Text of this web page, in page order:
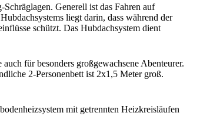
Generell ist das Fahren auf
liegt darin, dass während der
schützt. Das Hubdachsystem dient
für besonders großgewachsene Abenteurer.
2-Personenbett ist 2x1,5 Meter groß.
mit getrennten Heizkreisläufen